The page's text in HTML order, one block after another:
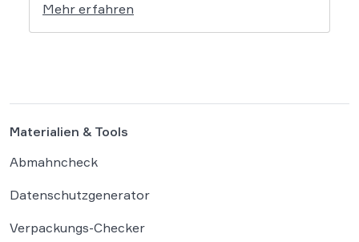
sensibler Daten. Die Regierung will die
Verordnung in Deutschland nun ergänzen.
Mehr erfahren
Materialien & Tools
Abmahncheck
Datenschutzgenerator
Verpackungs-Checker